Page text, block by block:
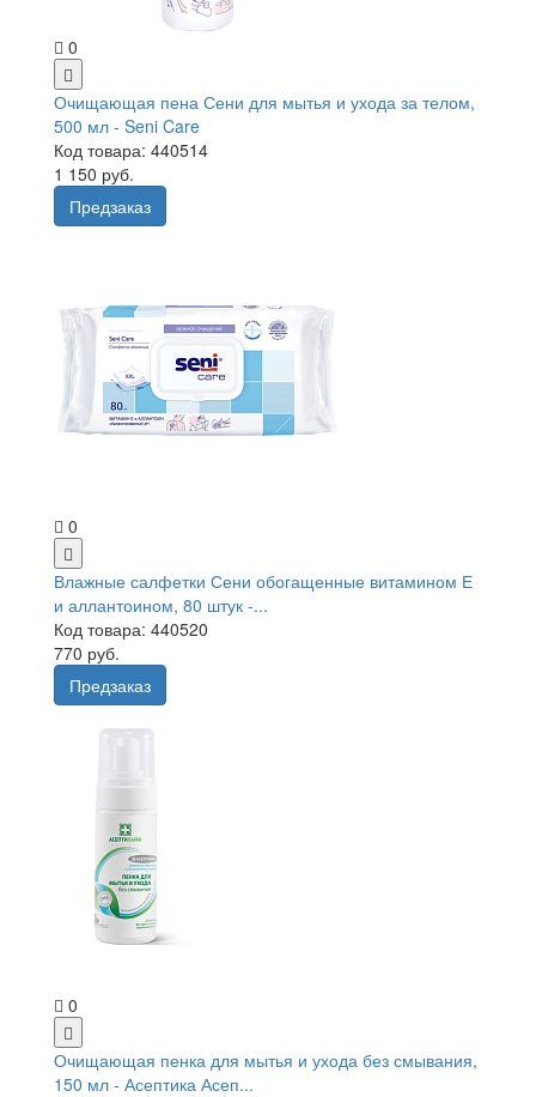
0
Очищающая пена Сени для мытья и ухода за телом,
500 мл - Seni Care
Код товара: 440514
1 150 руб.
Предзаказ
0
Влажные салфетки Сени обогащенные витамином Е
и аллантоином, 80 штук -...
Код товара: 440520
770 руб.
Предзаказ
0
Очищающая пенка для мытья и ухода без смывания,
150 мл - Асептика Асеп...